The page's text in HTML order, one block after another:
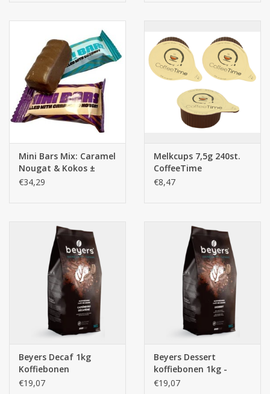
Mini Bars Mix: Caramel
Nougat & Kokos ±
250st.
€34,29
Melkcups 7,5g 240st.
CoffeeTime
€8,47
Beyers Decaf 1kg
Koffiebonen
€19,07
Beyers Dessert
koffiebonen 1kg -
100% Arabica
€19,07